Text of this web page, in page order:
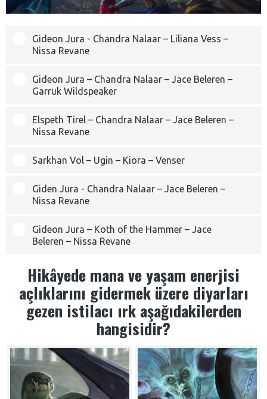
Gideon Jura - Chandra Nalaar – Liliana Vess –
Nissa Revane
Gideon Jura – Chandra Nalaar – Jace Beleren –
Garruk Wildspeaker
Elspeth Tirel – Chandra Nalaar – Jace Beleren –
Nissa Revane
Sarkhan Vol – Ugin – Kiora – Venser
Giden Jura - Chandra Nalaar – Jace Beleren –
Nissa Revane
Gideon Jura – Koth of the Hammer – Jace
Beleren – Nissa Revane
Hikâyede mana ve yaşam enerjisi
açlıklarını gidermek üzere diyarları
gezen istilacı ırk aşağıdakilerden
hangisidir?